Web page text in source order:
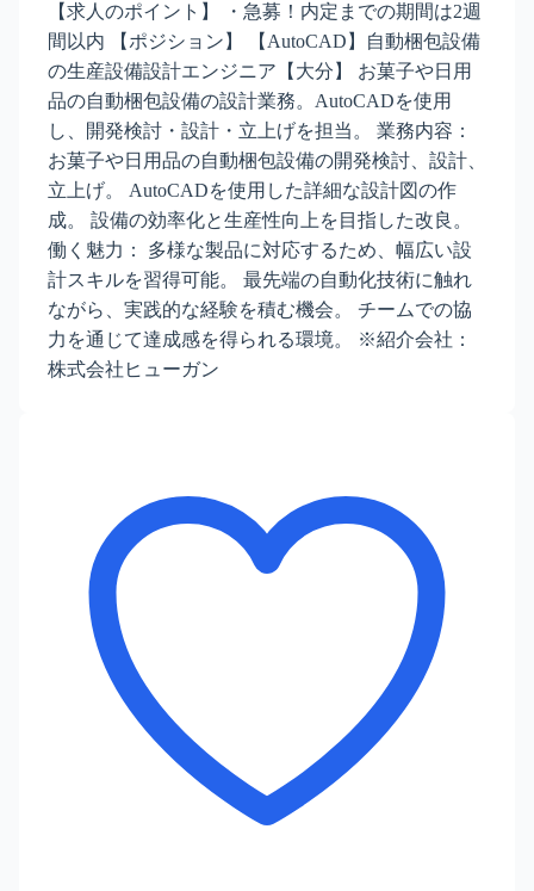
【求人のポイント】 ・急募！内定までの期間は2週
間以内 【ポジション】 【AutoCAD】自動梱包設備
の生産設備設計エンジニア【大分】 お菓子や日用
品の自動梱包設備の設計業務。AutoCADを使用
し、開発検討・設計・立上げを担当。 業務内容：
お菓子や日用品の自動梱包設備の開発検討、設計、
立上げ。 AutoCADを使用した詳細な設計図の作
成。 設備の効率化と生産性向上を目指した改良。
働く魅力： 多様な製品に対応するため、幅広い設
計スキルを習得可能。 最先端の自動化技術に触れ
ながら、実践的な経験を積む機会。 チームでの協
力を通じて達成感を得られる環境。 ※紹介会社：
株式会社ヒューガン